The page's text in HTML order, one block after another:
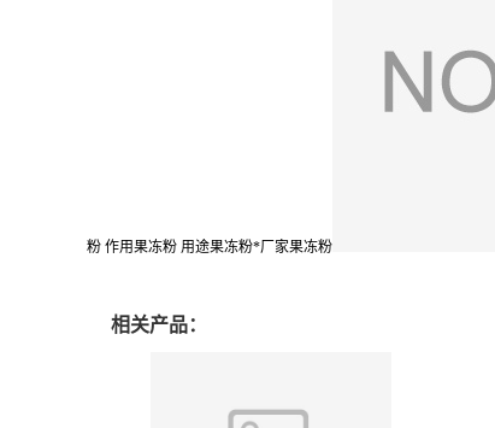
粉 作用果冻粉 用途果冻粉*厂家果冻粉
相关产品：